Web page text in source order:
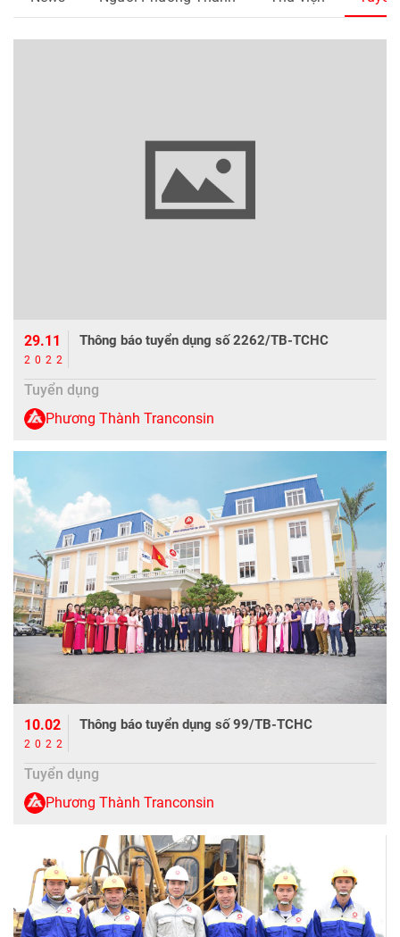
29.11
2022
Thông báo tuyển dụng số 2262/TB-TCHC
Tuyển dụng
Phương Thành Tranconsin
10.02
2022
Thông báo tuyển dụng số 99/TB-TCHC
Tuyển dụng
Phương Thành Tranconsin